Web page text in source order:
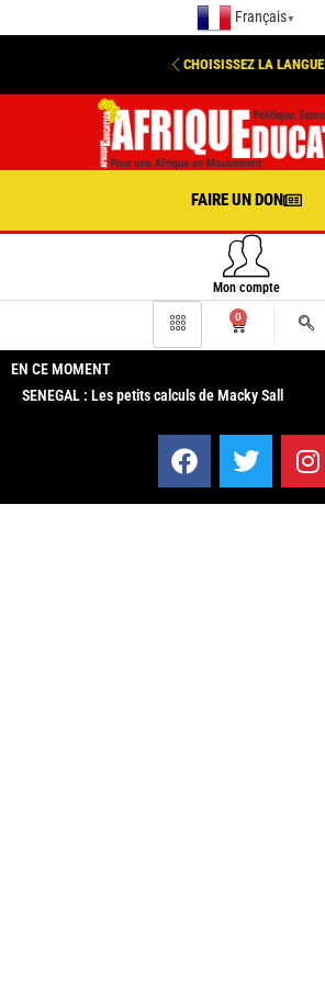
Français ▼
CHOISISSEZ LA LANGUE
FAIRE UN DON
Mon compte
0
EN CE MOMENT
SENEGAL : Les petits calculs de Macky Sall